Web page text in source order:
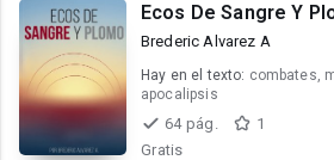
Ecos De Sangre Y
Brederic Alvarez A
Hay en el texto: combates,
apocalipsis
64 pág.
1
Gratis